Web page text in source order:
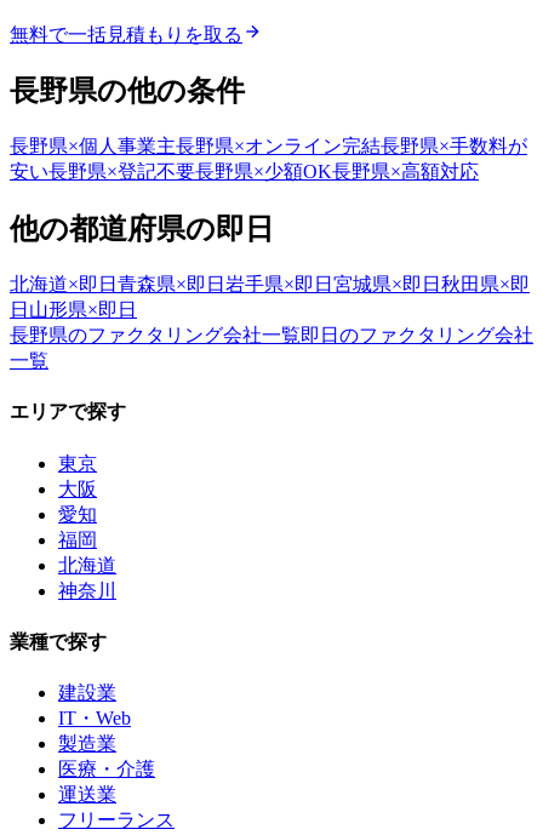
無料で一括見積もりを取る
長野県の他の条件
長野県×個人事業主長野県×オンライン完結長野県×手数料が
安い長野県×登記不要長野県×少額OK長野県×高額対応
他の都道府県の即日
北海道×即日 青森県×即日 岩手県×即日 宮城県×即日 秋田県×即
日 山形県×即日
長野県のファクタリング会社一覧即日 のファクタリング会社
一覧
エリアで探す
東京
大阪
愛知
福岡
北海道
神奈川
業種で探す
建設業
IT・Web
製造業
医療・介護
運送業
フリーランス